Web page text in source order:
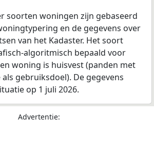
soorten woningen zijn gebaseerd
en de gegevens over
van het Kadaster. Het soort
algoritmisch bepaald voor
woning is huisvest (panden met
gebruiksdoel). De gegevens
op 1 juli 2026.
Advertentie: